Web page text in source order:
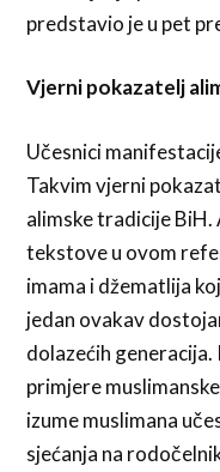
predstavio je u pet
Vjerni pokazatelj
Učesnici
Takvim vjerni
alimske tradicije
tekstove u ovom
imama i džematlija
jedan ovakav
dolazećih
primjere
izume muslimana
sjećanja na